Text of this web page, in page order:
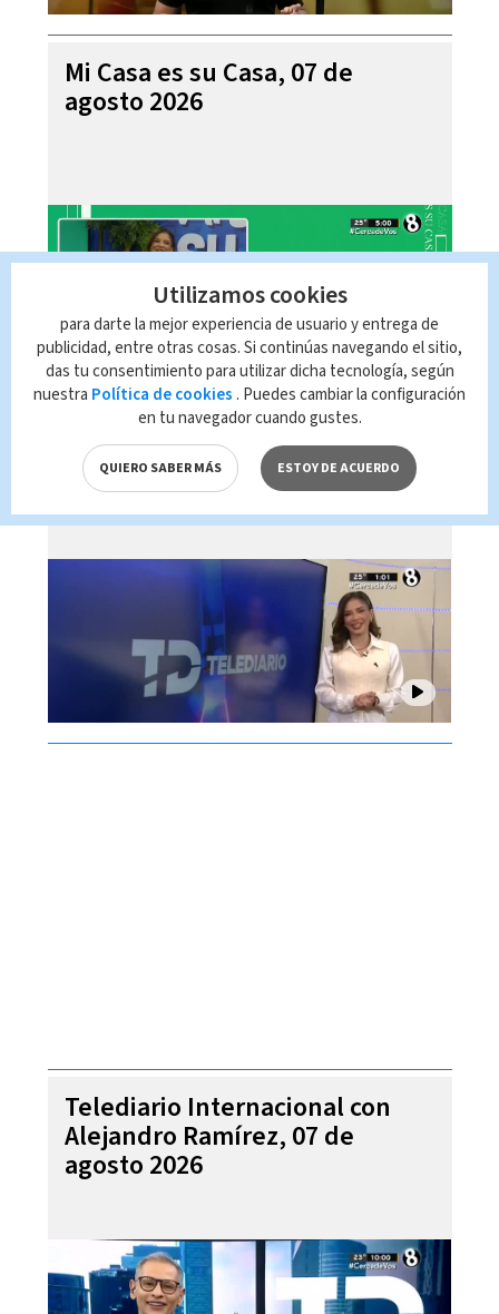
Mi Casa es su Casa, 07 de
agosto 2026
Telediario En Directo con Paula
Brenes, 07 de agosto 2026
Telediario Internacional con
Alejandro Ramírez, 07 de
agosto 2026
Utilizamos cookies
para darte la mejor experiencia de usuario y entrega de
publicidad, entre otras cosas. Si continúas navegando el sitio,
das tu consentimiento para utilizar dicha tecnología, según
nuestra Política de cookies . Puedes cambiar la configuración
en tu navegador cuando gustes.
QUIERO SABER MÁS ESTOY DE ACUERDO